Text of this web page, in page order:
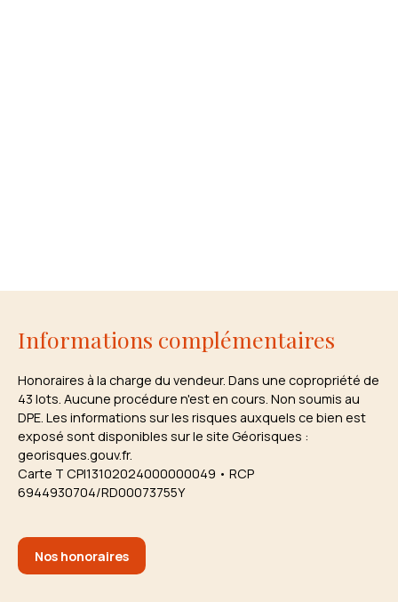
Informations complémentaires
Honoraires à la charge du vendeur. Dans une copropriété de
43 lots. Aucune procédure n'est en cours. Non soumis au
DPE. Les informations sur les risques auxquels ce bien est
exposé sont disponibles sur le site Géorisques :
georisques.gouv.fr.
Carte T CPI13102024000000049 • RCP
6944930704/RD00073755Y
Nos honoraires